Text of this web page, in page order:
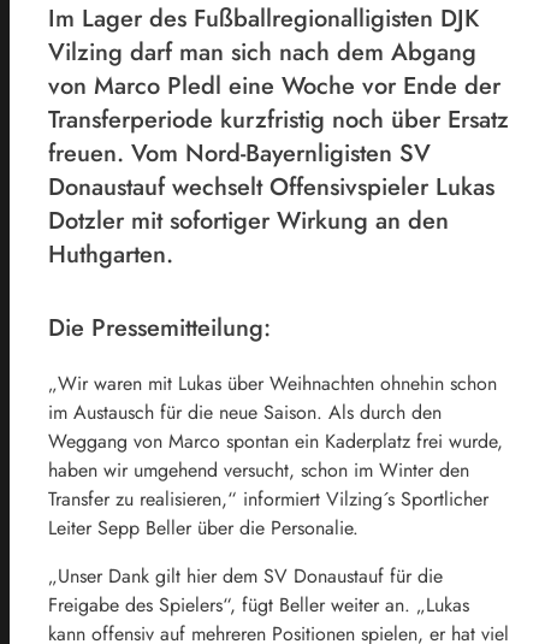
Im Lager des Fußballregionalligisten DJK
Vilzing darf man sich nach dem Abgang
von Marco Pledl eine Woche vor Ende der
Transferperiode kurzfristig noch über Ersatz
freuen. Vom Nord-Bayernligisten SV
Donaustauf wechselt Offensivspieler Lukas
Dotzler mit sofortiger Wirkung an den
Huthgarten.
Die Pressemitteilung:
„Wir waren mit Lukas über Weihnachten ohnehin schon
im Austausch für die neue Saison. Als durch den
Weggang von Marco spontan ein Kaderplatz frei wurde,
haben wir umgehend versucht, schon im Winter den
Transfer zu realisieren,“ informiert Vilzing´s Sportlicher
Leiter Sepp Beller über die Personalie.
„Unser Dank gilt hier dem SV Donaustauf für die
Freigabe des Spielers“, fügt Beller weiter an. „Lukas
kann offensiv auf mehreren Positionen spielen, er hat viel